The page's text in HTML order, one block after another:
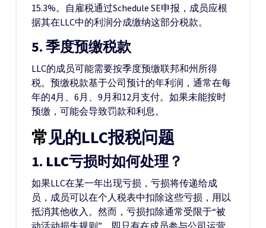
15.3%。自雇税通过Schedule SE申报，成员应根
据其在LLC中的利润分成缴纳这部分税款。
5.季度预缴税款
LLC的成员可能需要按季度预缴联邦和州所得
税。预缴税款基于公司预计的年利润，通常在每
年的4月、6月、9月和12月支付。如果未能按时
预缴，可能会导致罚款和利息。
常见的LLC报税问题
1. LLC亏损时如何处理？
如果LLC在某一年出现亏损，亏损将传递给成
员，成员可以在个人税表中扣除这些亏损，用以
抵消其他收入。然而，亏损扣除通常受限于“被
动活动损失规则”，即只有在成员参与公司运营